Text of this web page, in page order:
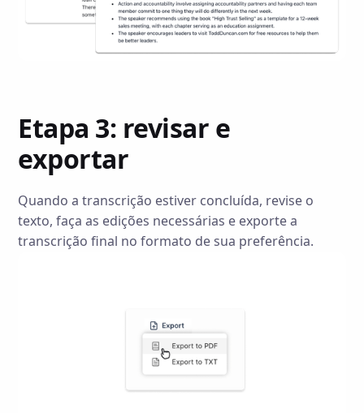
Etapa 3: revisar e
exportar
Quando a transcrição estiver concluída, revise o
texto, faça as edições necessárias e exporte a
transcrição final no formato de sua preferência.